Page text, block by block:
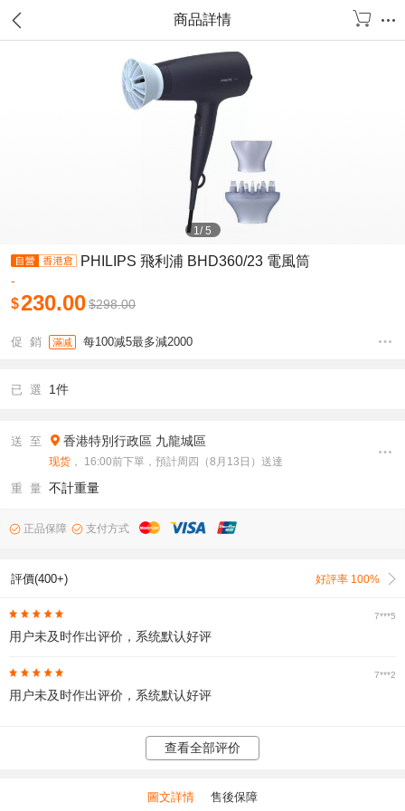
商品詳情
1/5
PHILIPS 飛利浦 BHD360/23 電風筒
-
$230.00$298.00
促 銷 滿减 每100减5最多減2000
已 選 1件
送 至 香港特別行政區 九龍城區
现货 ， 16:00前下單，預計周四（8月13日）送達
重 量 不計重量
正品保障 支付方式
評價(400+) 好評率 100%
7***5
用户未及时作出评价，系统默认好评
7***2
用户未及时作出评价，系统默认好评
查看全部评价
圖文詳情 售後保障